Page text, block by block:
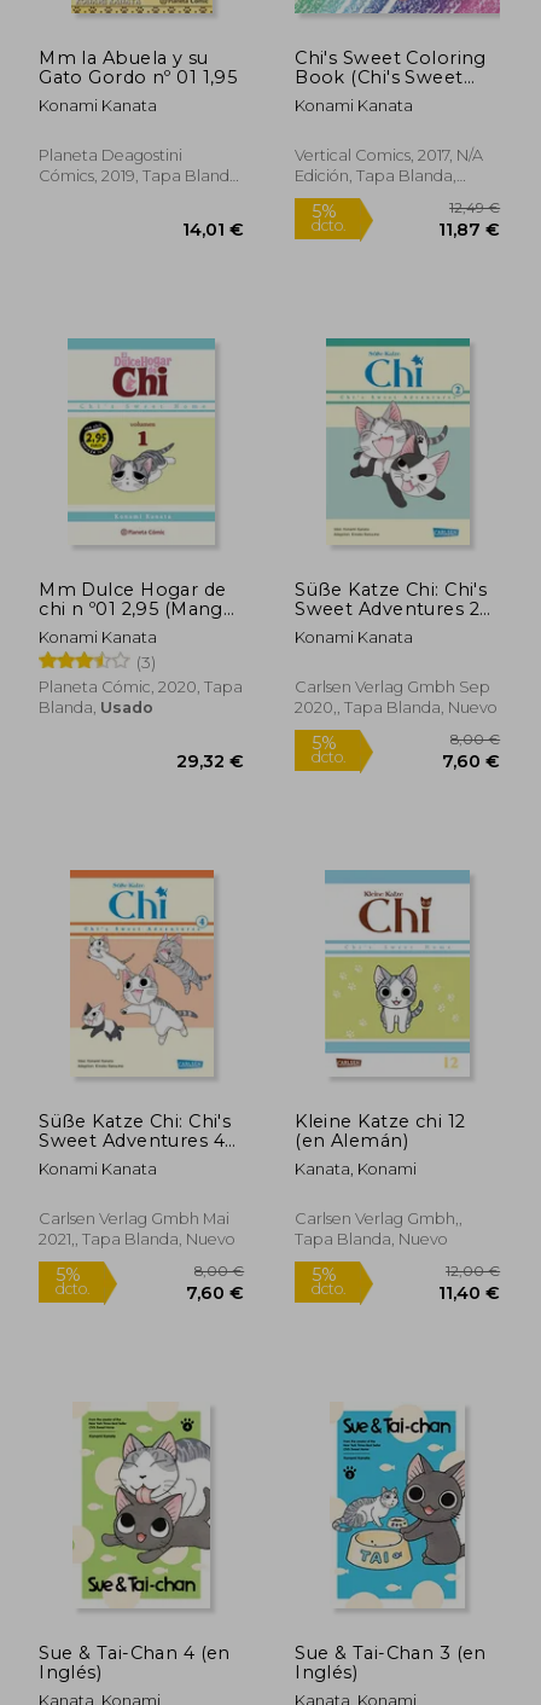
5%
dcto.
10,50 €
Rápido
5%
dcto.
Rápido
Mm la Abuela y su
Gato Gordo nº 01 1,95
Konami Kanata
Planeta Deagostini
Cómics, 2019, Tapa Blanda,
14,01 €
Chi's Sweet Coloring
Book (Chi's Sweet
Home) (en Inglés)
Konami Kanata
Vertical Comics, 2017, N/A
Edición, Tapa Blanda,
Nuevo
dcto.
Mm Dulce Hogar de
chi n º01 2,95 (Manga
Manía)
Konami Kanata
(3)
Planeta Cómic, 2020, Tapa
Blanda, Usado
29,32 €
Süße Katze Chi: Chi's
Sweet Adventures 2
(en Alemán)
Konami Kanata
Carlsen Verlag Gmbh Sep
2020,, Tapa Blanda, Nuevo
5%
dcto.
Süße Katze Chi: Chi's
Sweet Adventures 4
(en Alemán)
Konami Kanata
Carlsen Verlag Gmbh Mai
2021,, Tapa Blanda, Nuevo
Kleine Katze chi 12
(en Alemán)
Kanata, Konami
Carlsen Verlag Gmbh,,
Tapa Blanda, Nuevo
Sue & Tai-Chan 4 (en
Inglés)
Kanata, Konami
Sue & Tai-Chan 3 (en
Inglés)
Kanata, Konami